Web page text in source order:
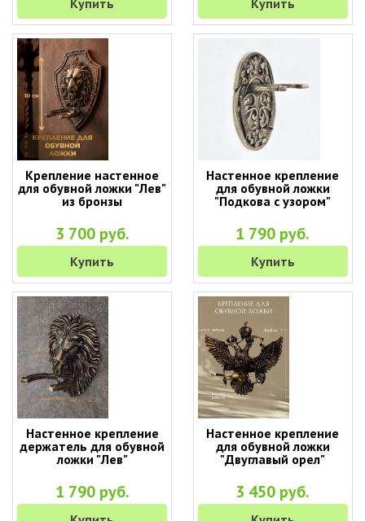
Купить Купить
Крепление настенное
для обувной ложки "Лев"
из бронзы
3 700 руб.
Купить
Настенное крепление
для обувной ложки
"Подкова с узором"
1 790 руб.
Купить
Настенное крепление
держатель для обувной
ложки "Лев"
1 790 руб.
Настенное крепление
для обувной ложки
"Двуглавый орел"
3 450 руб.